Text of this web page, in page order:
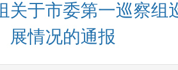
关于市委第一巡察组
展情况的通报